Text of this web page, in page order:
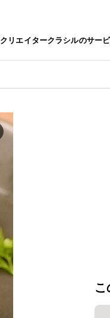
クリエイタークラシルのサー